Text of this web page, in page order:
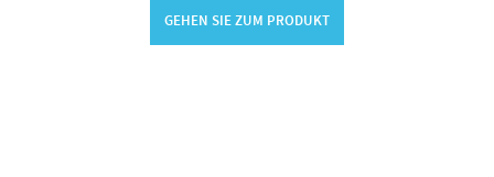
GEHEN SIE ZUM PRODUKT